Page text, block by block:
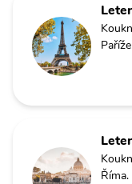
Říma.